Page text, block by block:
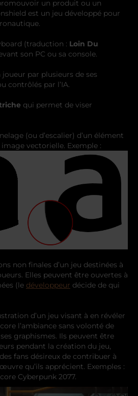
non finales d’un jeu destinées à
Elles peuvent être ouvertes à
(le développeur décide de qui
d’un jeu visant à en révéler
l’ambiance sans volonté de
graphismes. Ils peuvent être
pendant la création du jeu,
fans désireux de contribuer à
qu’ils apprécient. Exemples :
Cyberpunk 2077.
un produit ou un
est un jeu développé pour
(traduction : Loin Du
son PC ou sa console.
joueur par plusieurs de ses
contrôlés par l’IA.
qui permet de viser
(ou d’escalier) d’un élément
vectorielle. Exemple :